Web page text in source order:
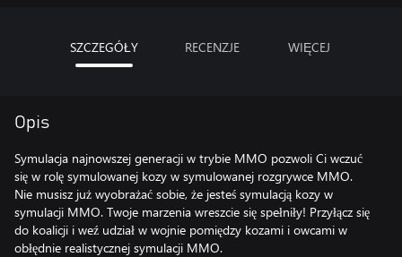
SZCZEGÓŁY RECENZJE WIĘCEJ
Opis
Symulacja najnowszej generacji w trybie MMO pozwoli Ci wczuć
się w rolę symulowanej kozy w symulowanej rozgrywce MMO.
Nie musisz już wyobrażać sobie, że jesteś symulacją kozy w
symulacji MMO. Twoje marzenia wreszcie się spełniły! Przyłącz się
do koalicji i weź udział w wojnie pomiędzy kozami i owcami w
obłędnie realistycznej symulacji MMO.